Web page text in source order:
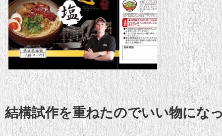
結構試作を重ねたのでいい物にな